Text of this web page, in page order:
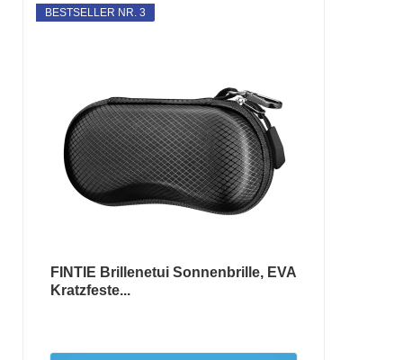
BESTSELLER NR. 3
FINTIE Brillenetui Sonnenbrille, EVA
Kratzfeste...